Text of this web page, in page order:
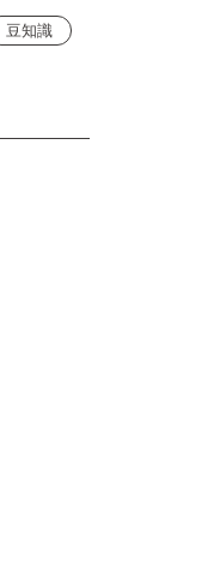
豆知識